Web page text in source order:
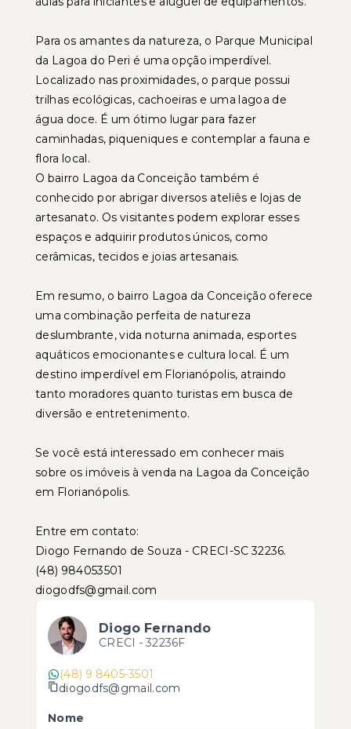
Para os amantes da natureza, o Parque Municipal
da Lagoa do Peri é uma opção imperdível.
Localizado nas proximidades, o parque possui
trilhas ecológicas, cachoeiras e uma lagoa de
água doce. É um ótimo lugar para fazer
caminhadas, piqueniques e contemplar a fauna e
flora local.
O bairro Lagoa da Conceição também é
conhecido por abrigar diversos ateliês e lojas de
artesanato. Os visitantes podem explorar esses
espaços e adquirir produtos únicos, como
cerâmicas, tecidos e joias artesanais.
Em resumo, o bairro Lagoa da Conceição oferece
uma combinação perfeita de natureza
deslumbrante, vida noturna animada, esportes
aquáticos emocionantes e cultura local. É um
destino imperdível em Florianópolis, atraindo
tanto moradores quanto turistas em busca de
diversão e entretenimento.
Se você está interessado em conhecer mais
sobre os imóveis à venda na Lagoa da Conceição
em Florianópolis.
Entre em contato:
Diogo Fernando de Souza - CRECI-SC 32236.
(48) 984053501
diogodfs@gmail.com
Diogo Fernando
CRECI - 32236F
(48) 9 8405-3501
diogodfs@gmail.com
Nome